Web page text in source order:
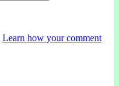
Learn how your comment